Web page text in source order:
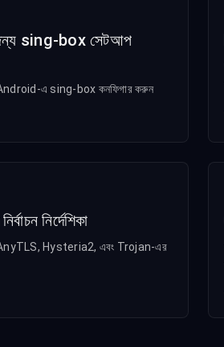
sing-box সেটআপ
Android-এ sing-box কনফিগার করুন
নির্দেশিকা
AnyTLS, Hysteria2, এবং Trojan-এর